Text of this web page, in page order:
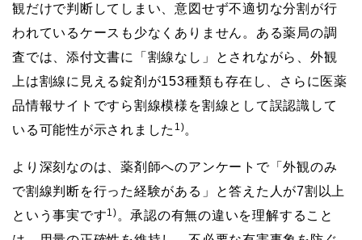
観だけで判断してしまい、意図せず不適切な分割が行
われているケースも少なくありません。ある薬局の調
査では、添付文書に「割線なし」とされながら、外観
上は割線に見える錠剤が153種類も存在し、さらに医薬
品情報サイトですら割線模様を割線として誤認識して
いる可能性が示されました 1)。
より深刻なのは、薬剤師へのアンケートで「外観のみ
で割線判断を行った経験がある」と答えた人が7割以上
という事実です1) 。承認の有無の違いを理解すること